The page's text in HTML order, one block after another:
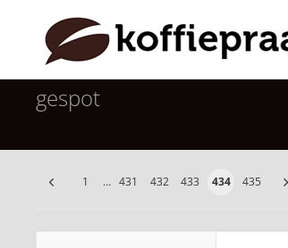
gespot
1 … 431 432 433 434 435